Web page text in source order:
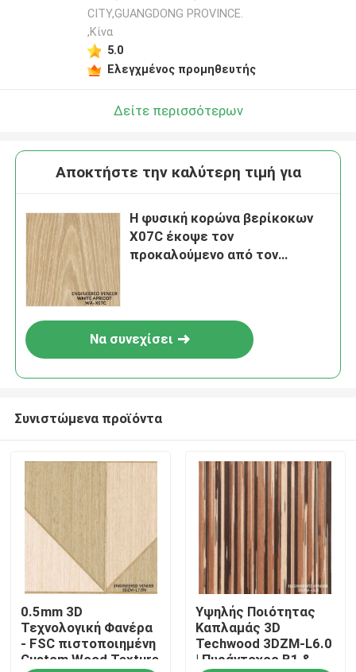
Προϊόντα
Σχετικά με εμάς
CITY,GUANGDONG PROVINCE.
,Κίνα
5.0
Ελεγχμένος προμηθευτής
Δείτε περισσότερων
Αποκτήστε την καλύτερη τιμή για
Η φυσική κορώνα βερίκοκων
X07C έκοψε τον
προκαλούμενο από τον
Να συνεχίσει
Συνιστώμενα προϊόντα
0.5mm 3D
Τεχνολογική Φανέρα
- FSC πιστοποιημένη
Custom Wood Texture
Υψηλής Ποιότητας
Καπλαμάς 3D
Techwood 3DZM-L6.0
| Πυράντοχος B1 &